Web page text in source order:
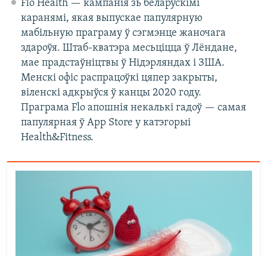
Flo Health — кампанія зь беларускімі
каранямі, якая выпускае папулярную
мабільную праграму ў сэгмэнце жаночага
здароўя. Штаб-кватэра месьціцца ў Лёндане,
мае прадстаўніцтвы ў Нідэрляндах і ЗША.
Менскі офіс распрацоўкі цяпер закрыты,
віленскі адкрыўся ў канцы 2020 году.
Праграма Flo апошнія некалькі гадоў — самая
папулярная ў App Store у катэгорыі
Health&Fitness.